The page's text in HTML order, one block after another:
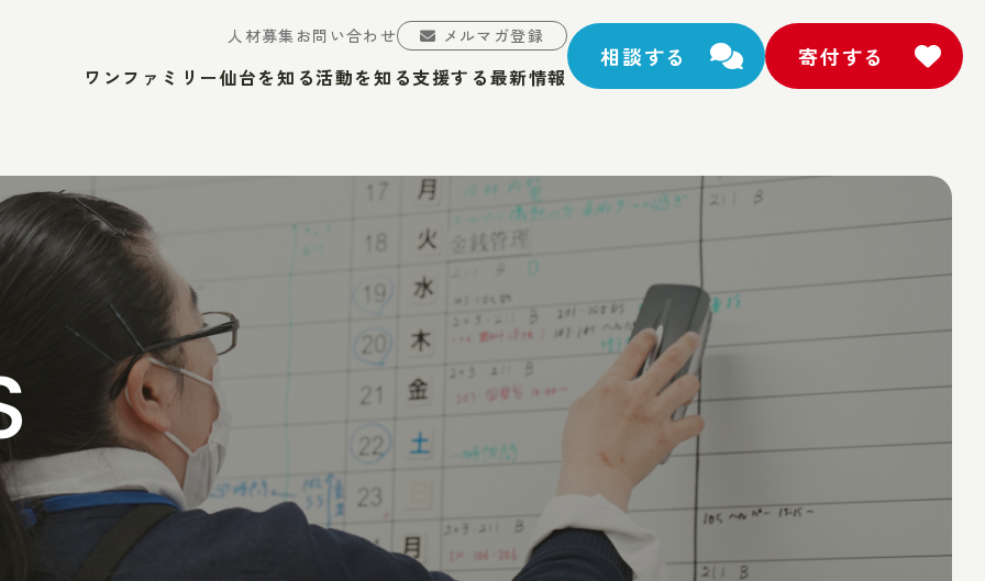
人材募集 お問い合わせ メルマガ登録
ワンファミリー仙台を知る活動を知る支援する最新情報
相談する 寄付する